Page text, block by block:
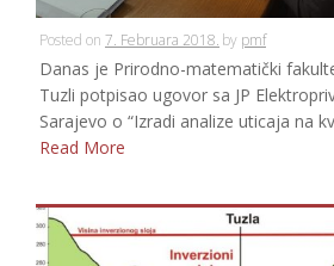
Posted on 7. Februara 2018. by pmf
Danas je Prirodno-matematički
Tuzli potpisao ugovor sa JP
Sarajevo o “Izradi analize uticaja na
Read More